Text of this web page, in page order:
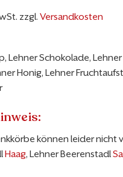
zzgl.Versandkosten
Lehner Schokolade,
Honig, Lehner
können leider nicht
Haag, Lehner Beerenstadl